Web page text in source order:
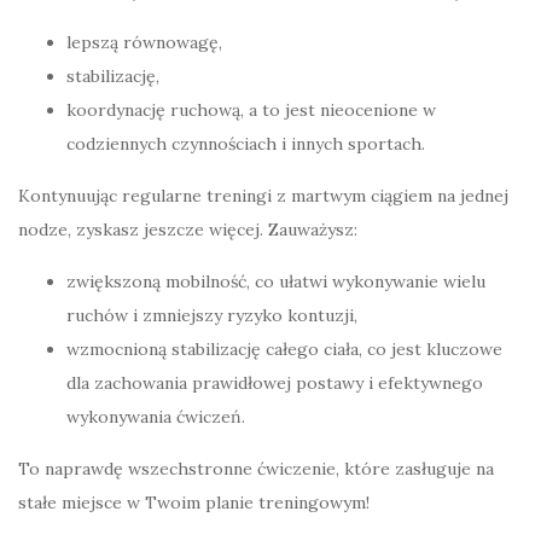
lepszą równowagę,
stabilizację,
koordynację ruchową, a to jest nieocenione w
codziennych czynnościach i innych sportach.
Kontynuując regularne treningi z martwym ciągiem na jednej
nodze, zyskasz jeszcze więcej. Zauważysz:
zwiększoną mobilność, co ułatwi wykonywanie wielu
ruchów i zmniejszy ryzyko kontuzji,
wzmocnioną stabilizację całego ciała, co jest kluczowe
dla zachowania prawidłowej postawy i efektywnego
wykonywania ćwiczeń.
To naprawdę wszechstronne ćwiczenie, które zasługuje na
stałe miejsce w Twoim planie treningowym!